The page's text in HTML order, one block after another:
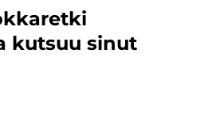
kutsuu sinut